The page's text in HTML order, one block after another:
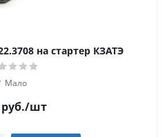
на стартер КЗАТЭ
Мало
/шт